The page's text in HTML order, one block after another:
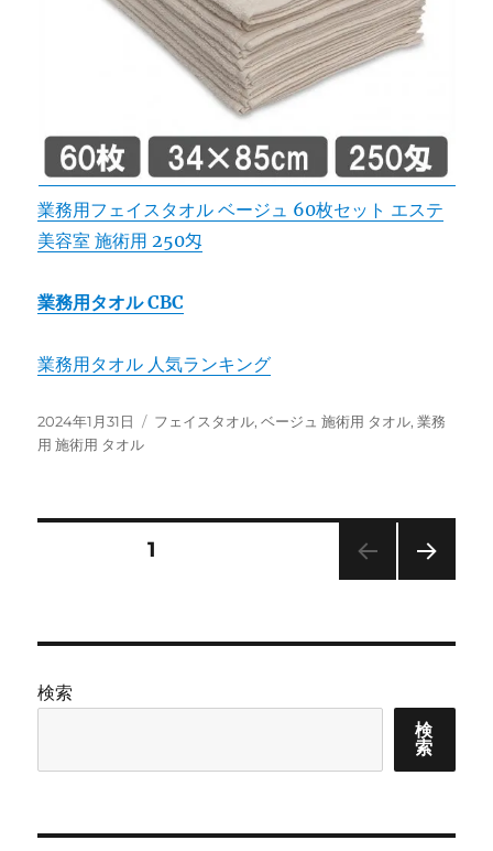
業務用フェイスタオル ベージュ 60枚セット エステ
美容室 施術用 250匁
業務用タオル CBC
業務用タオル 人気ランキング
投
稿
2024年1月31日
カ
フェイスタオル,ベージュ 施術用 タオル,業務
用 施術用 タオル
の
ペ
ー
固定ページ1
検索
検
索